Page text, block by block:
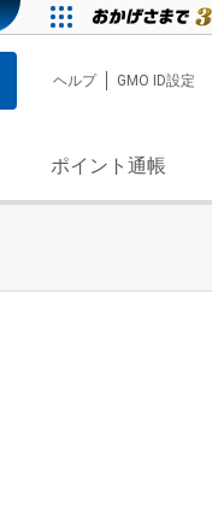
ヘルプ GMO ID設定
ポイント通帳